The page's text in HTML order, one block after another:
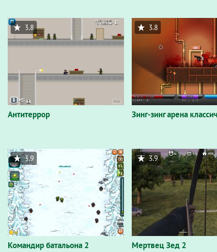
Антитеррор
3.8
Зинг-зинг арена
3.8
Командир батальона 2
3.9
Мертвец Зед 2
3.9